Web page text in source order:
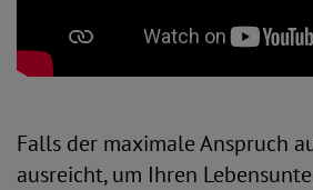
Falls der maximale Anspruch
ausreicht, um Ihren